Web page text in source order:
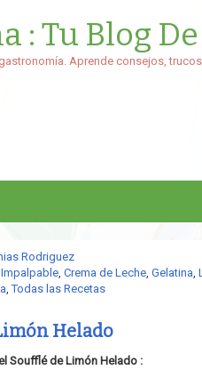
: Tu Blog
Aprende consejos,
Rodriguez
, Crema de Leche, Gelatina,
,Todas las Recetas
Helado
Soufflé de Limón Helado :